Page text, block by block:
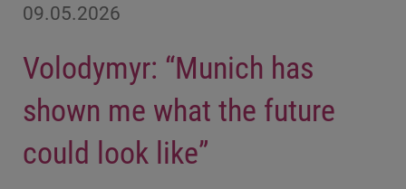
09.05.2026
Volodymyr: “Munich has
shown me what the future
could look like”